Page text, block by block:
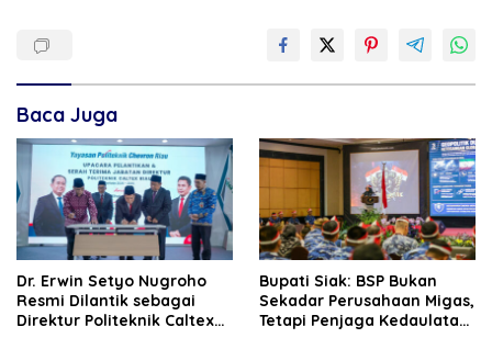
Baca Juga
‎Dr. Erwin Setyo Nugroho
Resmi Dilantik sebagai
Direktur Politeknik Caltex
Bupati Siak: BSP Bukan
Sekadar Perusahaan Migas,
Tetapi Penjaga Kedaulatan